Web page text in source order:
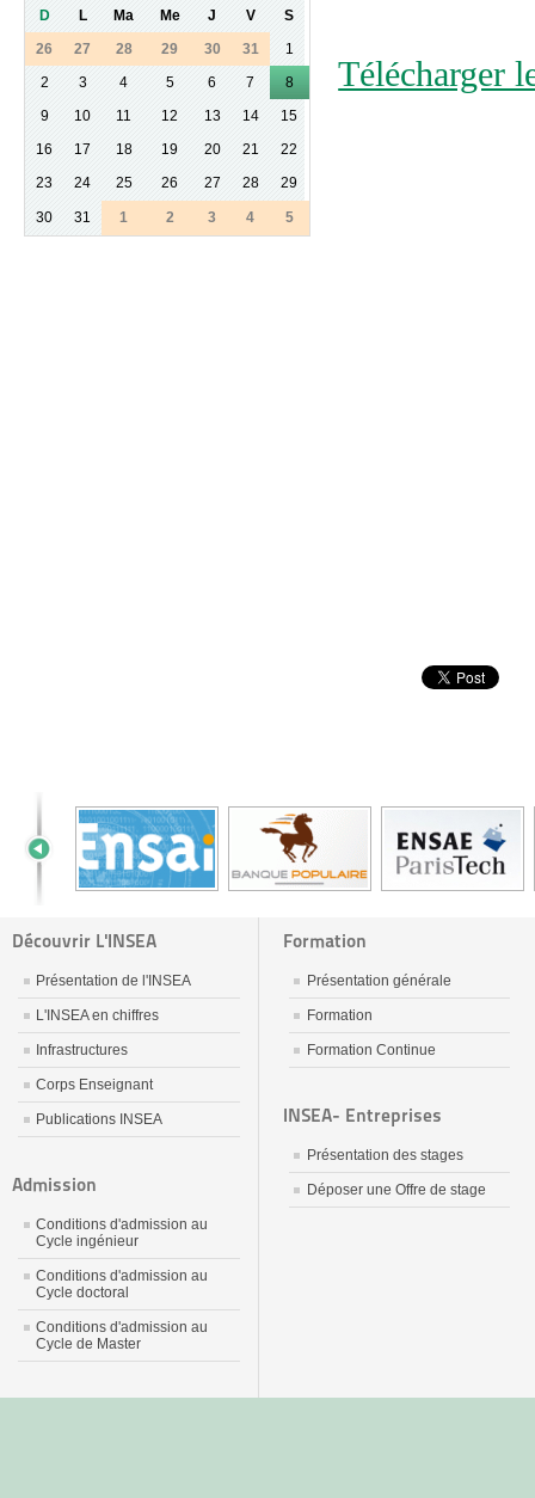
D L Ma Me J V
S
26
27 28 29 30 31
1
2
3 4 5 6 7
8
9
10 11 12 13 14
15
16
17 18 19 20 21
22
23
24 25 26 27 28 29
30 31 1 2 3 4 5
Télécharger
Découvrir L'INSEA
Présentation de l'INSEA
L'INSEA en chiffres
Infrastructures
Corps Enseignant
Publications INSEA
Admission
Conditions d'admission au
Cycle ingénieur
Conditions d'admission au
Cycle doctoral
Conditions d'admission au
Cycle de Master
Formation
Présentation générale
Formation
Formation Continue
INSEA- Entreprises
Présentation des stages
Déposer une Offre de stage